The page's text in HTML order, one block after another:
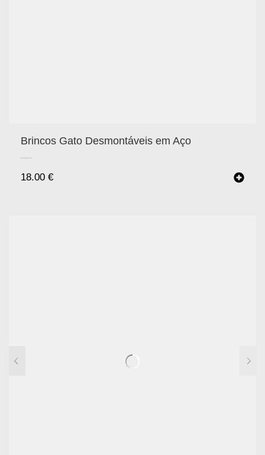
Brincos Gato Desmontáveis em Aço
18.00 €